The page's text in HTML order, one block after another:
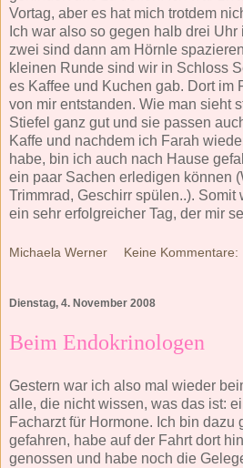
Vortag, aber es hat mich trotdem
Ich war also so gegen halb drei
zwei sind dann am Hörnle
kleinen Runde sind wir in Schloss
es Kaffee und Kuchen gab. Dort im
von mir entstanden. Wie man sieht
Stiefel ganz gut und sie passen
Kaffe und nachdem ich Farah
habe, bin ich auch nach Hause
ein paar Sachen erledigen können
Trimmrad, Geschirr spülen..). Somit
ein sehr erfolgreicher Tag, der mir
Michaela Werner Keine Kommentare:
Dienstag, 4. November 2008
Beim Endokrinologen
Gestern war ich also mal wieder
alle, die nicht wissen, was das ist:
Facharzt für Hormone. Ich bin dazu
gefahren, habe auf der Fahrt dort
genossen und habe noch die